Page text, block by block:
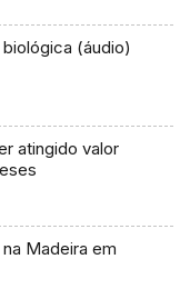
(áudio)
atingido valor
Madeira em